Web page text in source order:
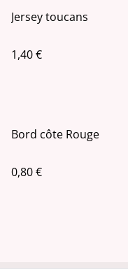
Jersey toucans
1,40 €
Bord côte Rouge
0,80 €